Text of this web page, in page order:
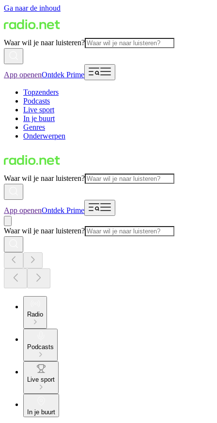
Ga naar de inhoud
Waar wil je naar luisteren?
App openenOntdek Prime
Topzenders
Podcasts
Live sport
In je buurt
Genres
Onderwerpen
Waar wil je naar luisteren?
App openenOntdek Prime
Waar wil je naar luisteren?
Radio
Podcasts
Live sport
In je buurt